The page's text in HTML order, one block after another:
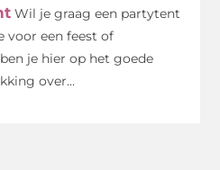
Wil je graag een partytent
voor een feest of
je hier op het goede
over...